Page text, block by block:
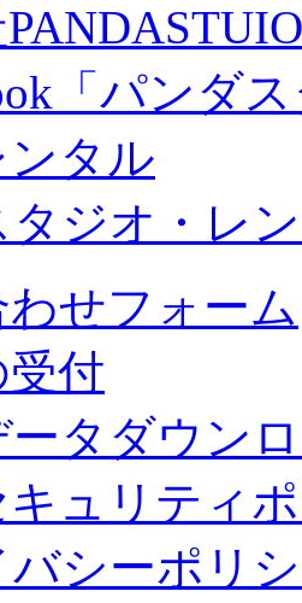
「パンダ
タル
ジオ・レ
せフォーム
付
ータダウン
ュリティ
バシーポリ